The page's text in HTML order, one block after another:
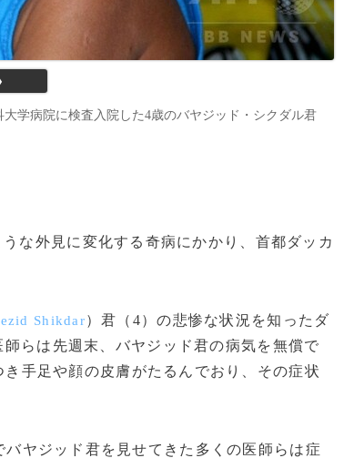
学病院に検査入院した4歳のバヤジッド・シクダル君
な外見に変化する奇病にかかり、首都ダッカ
Shikdar）君（4）の悲惨な状況を知ったダ
師らは先週末、バヤジッド君の病気を無償で
手足や顔の皮膚がたるんでおり、その症状
バヤジッド君を見せてきた多くの医師らは症